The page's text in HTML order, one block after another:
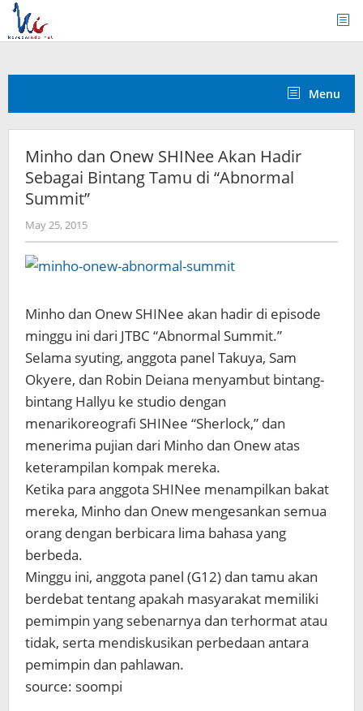
Skip
content
Menu
Minho dan Onew SHINee Akan Hadir
Sebagai Bintang Tamu di “Abnormal
Summit”
May 25, 2015by
Koreanindo
Minho dan Onew SHINee akan hadir di episode
minggu ini dari JTBC “Abnormal Summit.”
Selama syuting, anggota panel Takuya, Sam
Okyere, dan Robin Deiana menyambut bintang-
bintang Hallyu ke studio dengan
menarikoreografi SHINee “Sherlock,” dan
menerima pujian dari Minho dan Onew atas
keterampilan kompak mereka.
Ketika para anggota SHINee menampilkan bakat
mereka, Minho dan Onew mengesankan semua
orang dengan berbicara lima bahasa yang
berbeda.
Minggu ini, anggota panel (G12) dan tamu akan
berdebat tentang apakah masyarakat memiliki
pemimpin yang sebenarnya dan terhormat atau
tidak, serta mendiskusikan perbedaan antara
pemimpin dan pahlawan.
source: soompi